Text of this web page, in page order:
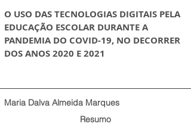
O USO DAS TECNOLOGIAS DIGITAIS PELA
EDUCAÇÃO ESCOLAR DURANTE A
PANDEMIA DO COVID-19, NO DECORRER
DOS ANOS 2020 E 2021
Maria Dalva Almeida Marques
Resumo